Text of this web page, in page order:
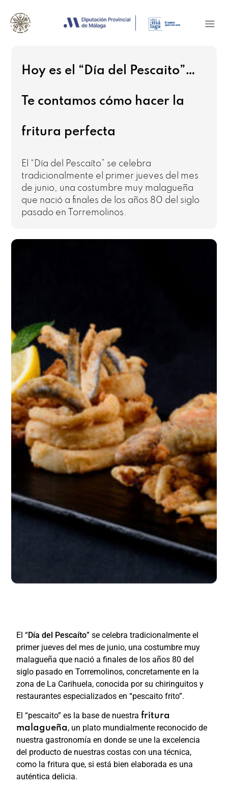
Hoy es el “Día del Pescaito”…
Te contamos cómo hacer la
fritura perfecta
El “Día del Pescaíto” se celebra
tradicionalmente el primer jueves del mes
de junio, una costumbre muy malagueña
que nació a finales de los años 80 del siglo
pasado en Torremolinos.
El “Día del Pescaíto” se celebra tradicionalmente el
primer jueves del mes de junio, una costumbre muy
malagueña que nació a finales de los años 80 del
siglo pasado en Torremolinos, concretamente en la
zona de La Carihuela, conocida por su chiringuitos y
restaurantes especializados en “pescaito frito”.
El “pescaito” es la base de nuestrafritura
malagueña, un plato mundialmente reconocido de
nuestra gastronomía en donde se une la excelencia
del producto de nuestras costas con una técnica,
como la fritura que, si está bien elaborada es una
auténtica delicia.